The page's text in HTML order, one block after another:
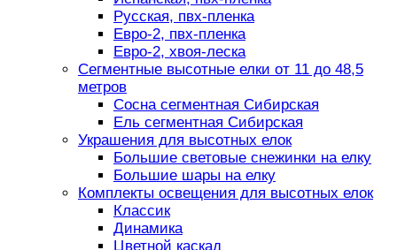
Русская, пвх-пленка
Евро-2, пвх-пленка
Евро-2, хвоя-леска
Сегментные высотные елки от 11 до 48,5
метров
Сосна сегментная Сибирская
Ель сегментная Сибирская
Украшения для высотных елок
Большие световые снежинки на елку
Большие шары на елку
Комплекты освещения для высотных елок
Классик
Динамика
Цветной каскад